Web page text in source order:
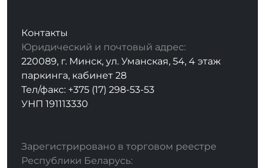
Контакты
Юридический и почтовый адрес:
220089, г. Минск, ул. Уманская, 54, 4 этаж
паркинга, кабинет 28
Тел/факс: +375 (17) 298-53-53
УНП 191113330
Зарегистрировано в торговом реестре
Республики Беларусь: